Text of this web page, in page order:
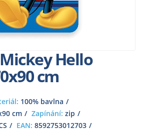
Hello
cm
100% bavlna
cm Zapínání: zip
EAN: 8592753012703